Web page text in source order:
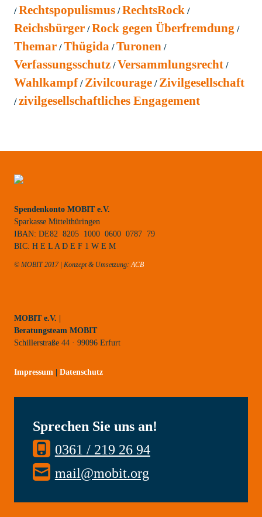
Rechtspopulismus RechtsRock
Reichsbürger Rock gegen Überfremdung
Themar Thügida Turonen
Verfassungsschutz Versammlungsrecht
Wahlkampf Zivilcourage Zivilgesellschaft
zivilgesellschaftliches Engagement
Spendenkonto MOBIT e.V.
Sparkasse Mittelthüringen
IBAN: DE82 8205 1000 0600 0787 79
BIC: H E L A D E F 1 W E M
© MOBIT 2017 | Konzept & Umsetzung:ACB
MOBIT e.V. |
Beratungsteam MOBIT
Schillerstraße 44 · 99096 Erfurt
Impressum Datenschutz
Sprechen Sie uns an!
0361 / 219 26 94
mail@mobit.org